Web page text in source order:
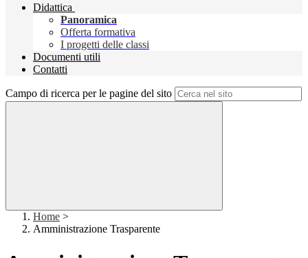
Didattica
Panoramica
Offerta formativa
I progetti delle classi
Documenti utili
Contatti
Campo di ricerca per le pagine del sito
Home >
Amministrazione Trasparente